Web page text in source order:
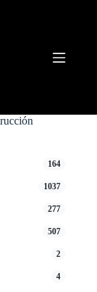
164
1037
277
507
2
4